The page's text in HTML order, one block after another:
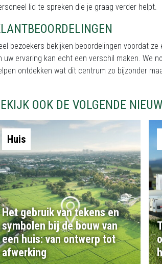
lid te spreken die je graag verder helpt.
bezoekers bekijken beoordelingen voordat
uw ervaring kan echt een verschil maken. We
ontdekken wat dit centrum zo bijzonder
OOK DE VOLGENDE
Huis
Het gebruik van tekens en
symbolen bij de bouw van
een huis: van ontwerp tot
afwerking